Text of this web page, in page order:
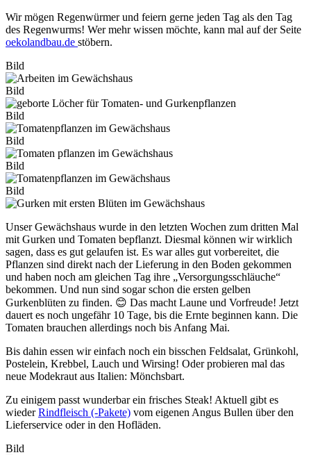
Wir mögen Regenwürmer und feiern gerne jeden Tag als den Tag
des Regenwurms! Wer mehr wissen möchte, kann mal auf der Seite
oekolandbau.de stöbern.
Bild
Bild
Bild
Bild
Bild
Bild
Unser Gewächshaus wurde in den letzten Wochen zum dritten Mal
mit Gurken und Tomaten bepflanzt. Diesmal können wir wirklich
sagen, dass es gut gelaufen ist. Es war alles gut vorbereitet, die
Pflanzen sind direkt nach der Lieferung in den Boden gekommen
und haben noch am gleichen Tag ihre „Versorgungsschläuche“
bekommen. Und nun sind sogar schon die ersten gelben
Gurkenblüten zu finden. 😊 Das macht Laune und Vorfreude! Jetzt
dauert es noch ungefähr 10 Tage, bis die Ernte beginnen kann. Die
Tomaten brauchen allerdings noch bis Anfang Mai.
Bis dahin essen wir einfach noch ein bisschen Feldsalat, Grünkohl,
Postelein, Krebbel, Lauch und Wirsing! Oder probieren mal das
neue Modekraut aus Italien: Mönchsbart.
Zu einigem passt wunderbar ein frisches Steak! Aktuell gibt es
wiederRindfleisch (-Pakete) vom eigenen Angus Bullen über den
Lieferservice oder in den Hofläden.
Bild